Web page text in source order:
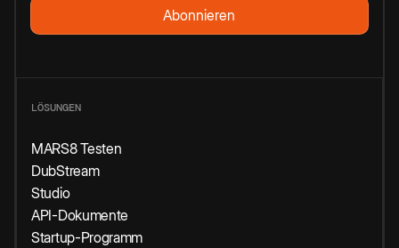
LÖSUNGEN
MARS8 Testen
DubStream
Studio
API-Dokumente
Startup-Programm